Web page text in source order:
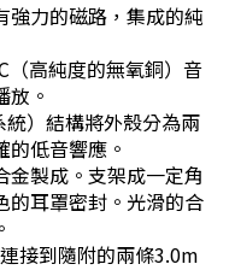
力的磁路，集成的純
（高純度的無氧銅）音
放。
統）結構將外殼分為兩
低音響應。
金製成。支架成一定角
的耳罩密封。光滑的合
接到隨附的兩條3.0m